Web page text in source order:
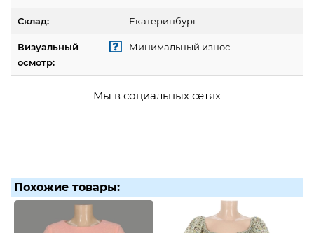
Склад: Екатеринбург
Визуальный
осмотр:
Минимальный износ.
Мы в социальных сетях
Похожие товары: